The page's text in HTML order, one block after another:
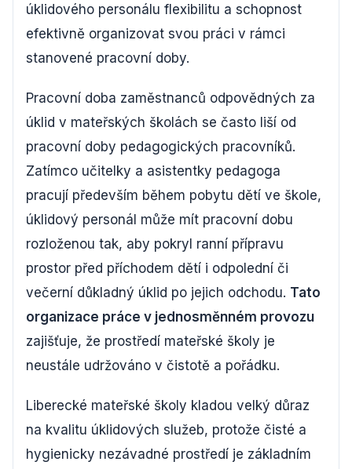
úklidového personálu flexibilitu a schopnost
efektivně organizovat svou práci v rámci
stanovené pracovní doby.
Pracovní doba zaměstnanců odpovědných za
úklid v mateřských školách se často liší od
pracovní doby pedagogických pracovníků.
Zatímco učitelky a asistentky pedagoga
pracují především během pobytu dětí ve škole,
úklidový personál může mít pracovní dobu
rozloženou tak, aby pokryl ranní přípravu
prostor před příchodem dětí i odpolední či
večerní důkladný úklid po jejich odchodu. Tato
organizace práce v jednosměnném provozu
zajišťuje, že prostředí mateřské školy je
neustále udržováno v čistotě a pořádku.
Liberecké mateřské školy kladou velký důraz
na kvalitu úklidových služeb, protože čisté a
hygienicky nezávadné prostředí je základním